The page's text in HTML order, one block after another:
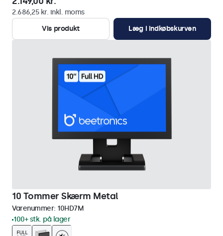
2.686,25 kr. inkl. moms
Vis produkt
Læg i indkøbskurven
10 Tommer Skærm Metal
Varenummer: 10HD7M
100+ stk. på lager